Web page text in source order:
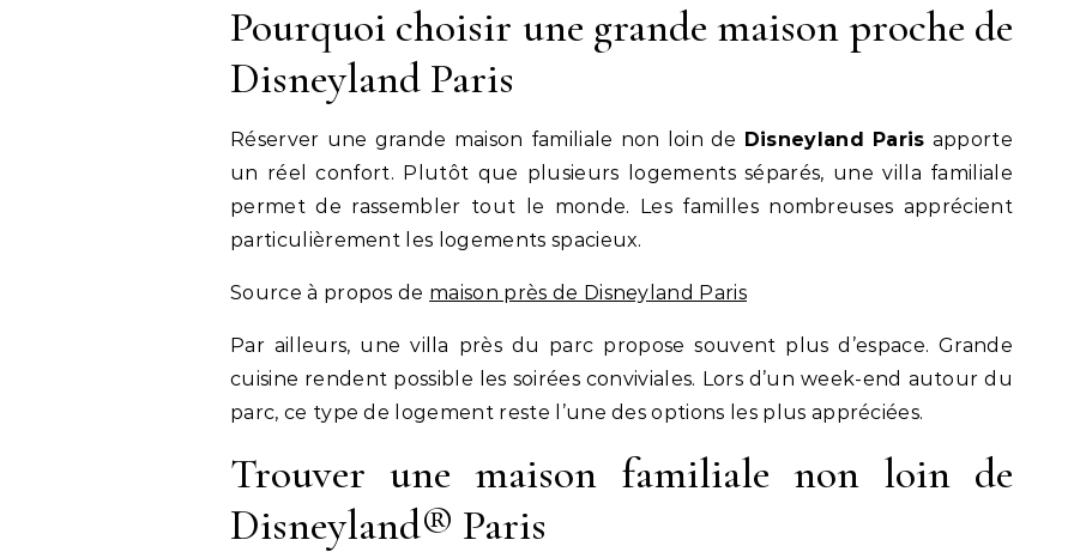
Pourquoi choisir une grande maison proche de
Disneyland Paris
Réserver une grande maison familiale non loin de Disneyland Paris apporte
un réel confort. Plutôt que plusieurs logements séparés, une villa familiale
permet de rassembler tout le monde. Les familles nombreuses apprécient
particulièrement les logements spacieux.
Source à propos de maison près de Disneyland Paris
Par ailleurs, une villa près du parc propose souvent plus d’espace. Grande
cuisine rendent possible les soirées conviviales. Lors d’un week-end autour du
parc, ce type de logement reste l’une des options les plus appréciées.
Trouver une maison familiale non loin de
Disneyland® Paris